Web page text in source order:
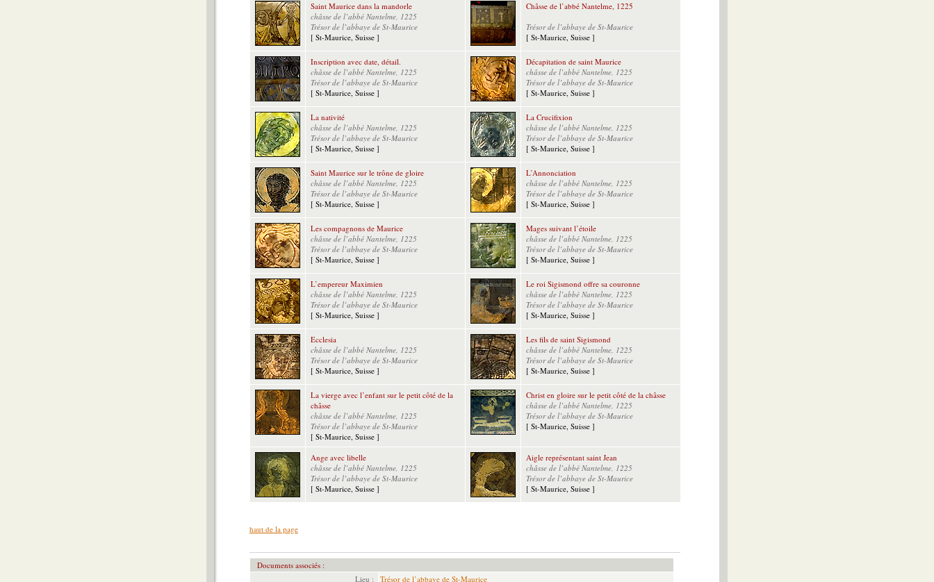
Saint Maurice dans la mandorle
châsse de l’abbé Nantelme, 1225
Trésor de l’abbaye de St-Maurice
[ St-Maurice, Suisse ]
Châsse de l’abbé Nantelme, 1225
Trésor de l’abbaye de St-Maurice
[ St-Maurice, Suisse ]
Inscription avec date, détail.
châsse de l’abbé Nantelme, 1225
Trésor de l’abbaye de St-Maurice
[ St-Maurice, Suisse ]
Décapitation de saint Maurice
châsse de l’abbé Nantelme, 1225
Trésor de l’abbaye de St-Maurice
[ St-Maurice, Suisse ]
La nativité
châsse de l’abbé Nantelme, 1225
Trésor de l’abbaye de St-Maurice
[ St-Maurice, Suisse ]
La Crucifixion
châsse de l’abbé Nantelme, 1225
Trésor de l’abbaye de St-Maurice
[ St-Maurice, Suisse ]
Saint Maurice sur le trône de gloire
châsse de l’abbé Nantelme, 1225
Trésor de l’abbaye de St-Maurice
[ St-Maurice, Suisse ]
L’Annonciation
châsse de l’abbé Nantelme, 1225
Trésor de l’abbaye de St-Maurice
[ St-Maurice, Suisse ]
Les compagnons de Maurice
châsse de l’abbé Nantelme, 1225
Trésor de l’abbaye de St-Maurice
[ St-Maurice, Suisse ]
Mages suivant l’étoile
châsse de l’abbé Nantelme, 1225
Trésor de l’abbaye de St-Maurice
[ St-Maurice, Suisse ]
L’empereur Maximien
châsse de l’abbé Nantelme, 1225
Trésor de l’abbaye de St-Maurice
[ St-Maurice, Suisse ]
Le roi Sigismond offre sa couronne
châsse de l’abbé Nantelme, 1225
Trésor de l’abbaye de St-Maurice
[ St-Maurice, Suisse ]
Ecclesia
châsse de l’abbé Nantelme, 1225
Trésor de l’abbaye de St-Maurice
[ St-Maurice, Suisse ]
Les fils de saint Sigismond
châsse de l’abbé Nantelme, 1225
Trésor de l’abbaye de St-Maurice
[ St-Maurice, Suisse ]
La vierge avec l’enfant sur le petit côté de la
châsse
châsse de l’abbé Nantelme, 1225
Trésor de l’abbaye de St-Maurice
[ St-Maurice, Suisse ]
Christ en gloire sur le petit côté de la châsse
châsse de l’abbé Nantelme, 1225
Trésor de l’abbaye de St-Maurice
[ St-Maurice, Suisse ]
Ange avec libelle
châsse de l’abbé Nantelme, 1225
Trésor de l’abbaye de St-Maurice
[ St-Maurice, Suisse ]
Aigle représentant saint Jean
châsse de l’abbé Nantelme, 1225
Trésor de l’abbaye de St-Maurice
[ St-Maurice, Suisse ]
haut de la page
Documents associés :
Lieu :
Trésor de l’abbaye de St-Maurice